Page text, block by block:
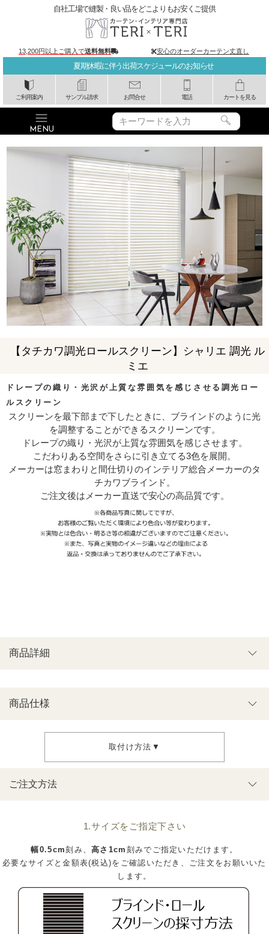
夏期休暇に伴う出荷スケジュールのお知らせ
ご利用案内 サンプル請求 お問合せ 電話 カートを見る
自社工場で縫製・良い品をどこよりもお安くご提供
13,200円以上ご購入で送料無料 安心のオーダーカーテン丈直し
ドレープの織り・光沢が上質な雰囲気を感じさせる調光ロー
ルスクリーン
【タチカワ調光ロールスクリーン】シャリエ 調光 ル
ミエ
スクリーンを最下部まで下したときに、ブラインドのように光
を調整することができるスクリーンです。
ドレープの織り・光沢が上質な雰囲気を感じさせます。
こだわりある空間をさらに引き立てる3色を展開。
メーカーは窓まわりと間仕切りのインテリア総合メーカーのタ
チカワブラインド。
ご注文後はメーカー直送で安心の高品質です。
ご注文方法
1.サイズをご指定下さい
幅0.5cm刻み、高さ1cm 刻みでご指定いただけます。
必要なサイズと金額表(税込)をご確認いただき、ご注文をお願いいた
します。
商品詳細
商品仕様
取付け方法▼